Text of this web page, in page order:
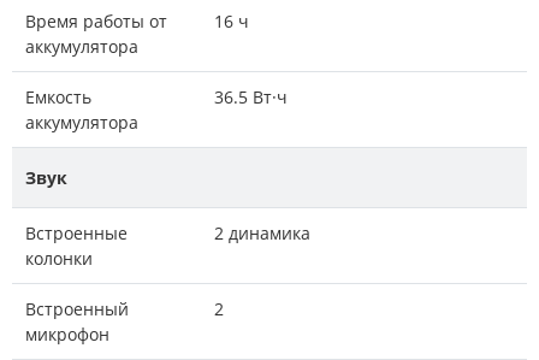
Время работы от
аккумулятора
16 ч
Емкость
аккумулятора
36.5 Вт·ч
Звук
Встроенные
колонки
2 динамика
Встроенный
микрофон
2